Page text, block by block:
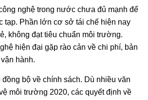
nghệ trong nước chưa đủ mạnh để
tạp. Phần lớn cơ sở tái chế hiện nay
không đạt tiêu chuẩn môi trường.
hiện đại gặp rào cản về chi phí, bản
hành.
bộ về chính sách. Dù nhiều văn
môi trường 2020, các quyết định về